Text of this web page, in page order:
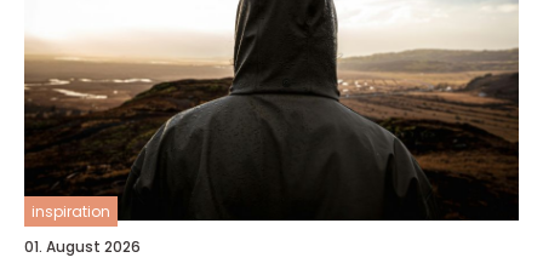
inspiration
01. August 2026